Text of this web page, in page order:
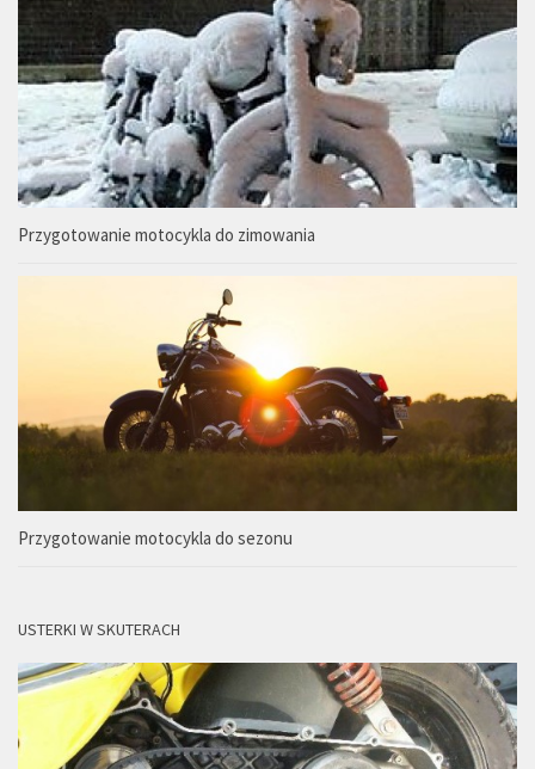
Przygotowanie motocykla do zimowania
Przygotowanie motocykla do sezonu
USTERKI W SKUTERACH